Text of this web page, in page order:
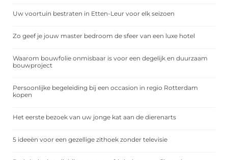
Uw voortuin bestraten in Etten-Leur voor elk seizoen
Zo geef je jouw master bedroom de sfeer van een luxe hotel
Waarom bouwfolie onmisbaar is voor een degelijk en duurzaam
bouwproject
Persoonlijke begeleiding bij een occasion in regio Rotterdam
kopen
Het eerste bezoek van uw jonge kat aan de dierenarts
5 ideeën voor een gezellige zithoek zonder televisie